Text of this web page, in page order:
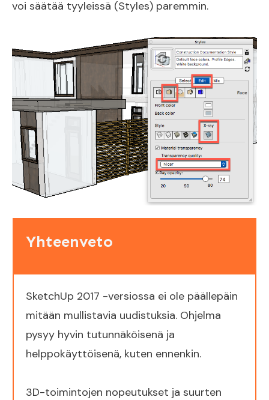
voi säätää tyyleissä (Styles) paremmin.
Yhteenveto
SketchUp 2017 -versiossa ei ole päällepäin
mitään mullistavia uudistuksia. Ohjelma
pysyy hyvin tutunnäköisenä ja
helppokäyttöisenä, kuten ennenkin.
3D-toimintojen nopeutukset ja suurten